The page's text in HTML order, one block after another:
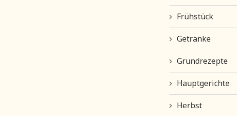
Frühstück
Getränke
Grundrezepte
Hauptgerichte
Herbst